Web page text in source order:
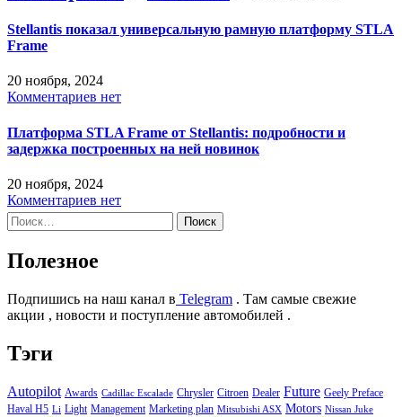
Stellantis показал универсальную рамную платформу STLA
Frame
20 ноября, 2024
Комментариев нет
Платформа STLA Frame от Stellantis: подробности и
задержка построенных на ней новинок
20 ноября, 2024
Комментариев нет
Найти:
Полезное
Подпишись на наш канал в Telegram . Там самые свежие
акции , новости и поступление автомобилей .
Тэги
Autopilot Awards Cadillac Escalade Chrysler Citroen Dealer Future Geely Preface
Haval H5 Li Light Management Marketing plan Mitsubishi ASX Motors Nissan Juke